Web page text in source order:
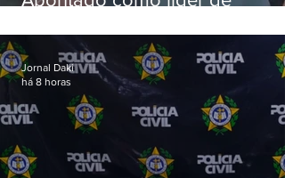
aposentados é preso
Jornal Daki
há 8 horas